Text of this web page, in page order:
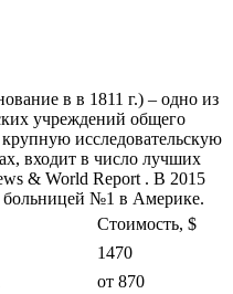
в в 1811 г.) – одно из
учреждений общего
исследовательскую
входит в число лучших
& World Report . В 2015
больницей №1 в Америке.
Стоимость, $
1470
от 870